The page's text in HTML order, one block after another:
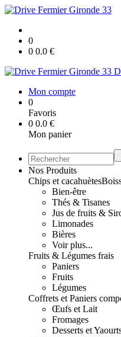
0
0 0.0 €
Mon compte
0
Favoris
0 0.0 €
Mon panier
Nos Produits
Chips et cacahuètes
Bien-être
Thés & Tisanes
Jus de fruits &
Limonades
Bières
Voir plus...
Fruits & Légumes frais
Paniers
Fruits
Légumes
Coffrets et Paniers
Œufs et Lait
Fromages
Desserts et